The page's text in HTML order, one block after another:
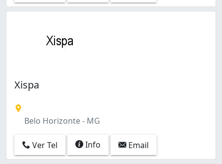
Xispa
Belo Horizonte - MG
Ver Tel Info Email